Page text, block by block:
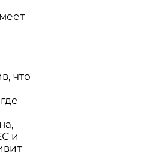
что
и